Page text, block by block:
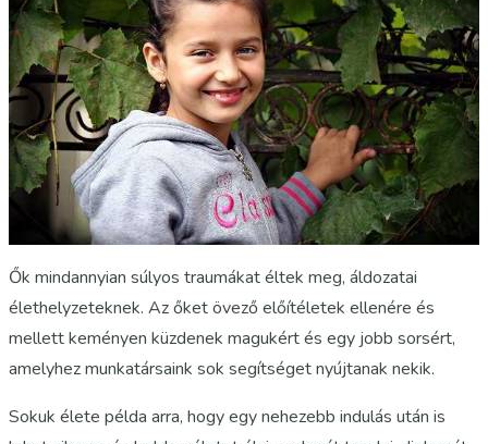
Ők mindannyian súlyos traumákat éltek meg, áldozatai
élethelyzeteknek. Az őket övező előítéletek ellenére és
mellett keményen küzdenek magukért és egy jobb sorsért,
amelyhez munkatársaink sok segítséget nyújtanak nekik.
Sokuk élete példa arra, hogy egy nehezebb indulás után is